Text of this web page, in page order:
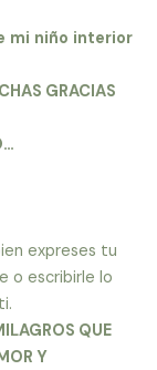
mi niño interior
GRACIAS
expreses tu
o escribirle lo
QUE
Y